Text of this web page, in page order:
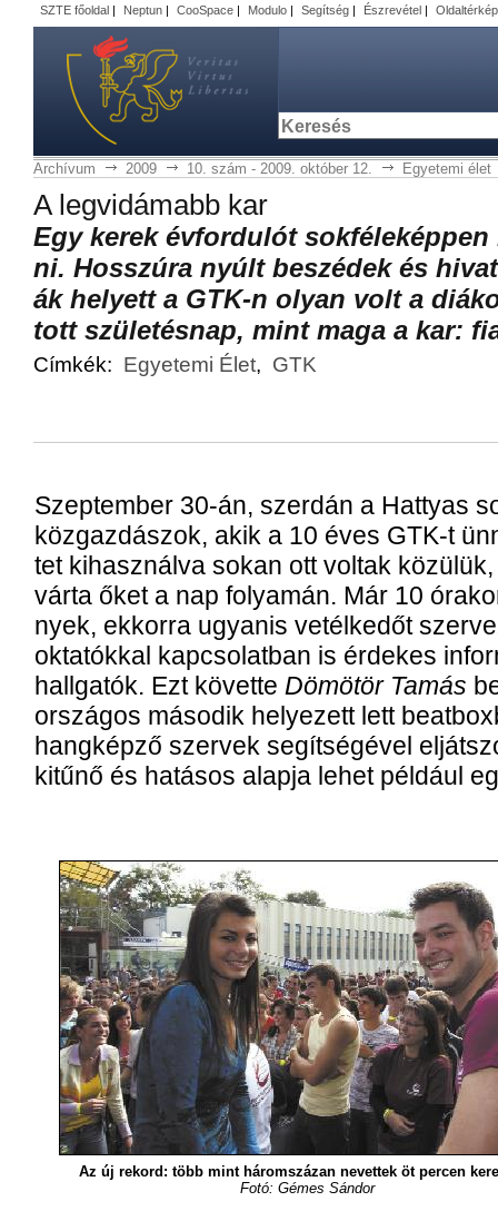
SZTE főoldal | Neptun | CooSpace | Modulo | Segítség | Észrevétel | Oldaltérkép
Archívum 2009 10. szám - 2009. október 12. Egyetemi élet
A leg­vi­dá­mabb kar
Egy ke­rek év­for­du­lót
ni. Hos­­szú­ra nyúlt be­szé­dek és
ák he­lyett a GTK-n olyan volt a
tott szü­le­tés­nap, mint ma­ga a kar:
Címkék: Egyetemi Élet, GTK
Szep­tem­ber 30-án, szer­dán a Hattyas
köz­gaz­dász­ok, akik a 10 éves GTK-t
tet ki­hasz­nál­va so­kan ott vol­tak
vár­ta őket a nap fo­lya­mán. Már 10
nyek, ek­kor­ra ugyan­is ve­tél­ke­dőt
ok­ta­tók­kal kap­cso­lat­ban is ér­de­kes
hall­ga­tók. Ezt kö­vet­te Dö­mö­tör Ta­más
or­szá­gos má­so­dik he­lye­zett lett
hang­kép­ző szer­vek se­gít­sé­gé­vel
ki­tű­nő és ha­tá­sos alap­ja le­het pél­dá­ul
Az új rekord: több mint háromszázan nevettek öt percen
Fo­tó: Gémes Sándor